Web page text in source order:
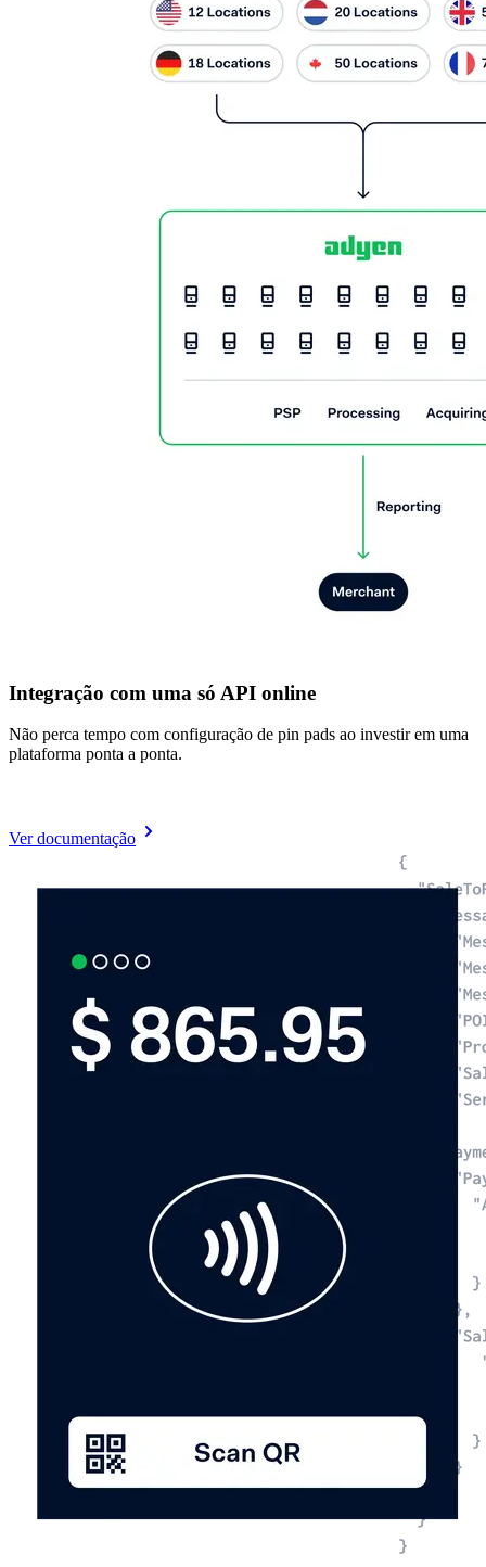
Integração com uma só API online
Não perca tempo com configuração de pin pads ao investir em uma
plataforma ponta a ponta.
Ver documentação